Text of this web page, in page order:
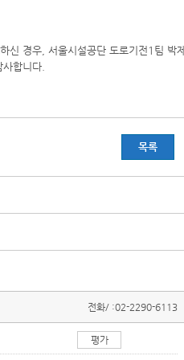
신 경우, 서울시설공단 도로기전1팀 박제
합니다.
목록
전화/ :02-2290-6113